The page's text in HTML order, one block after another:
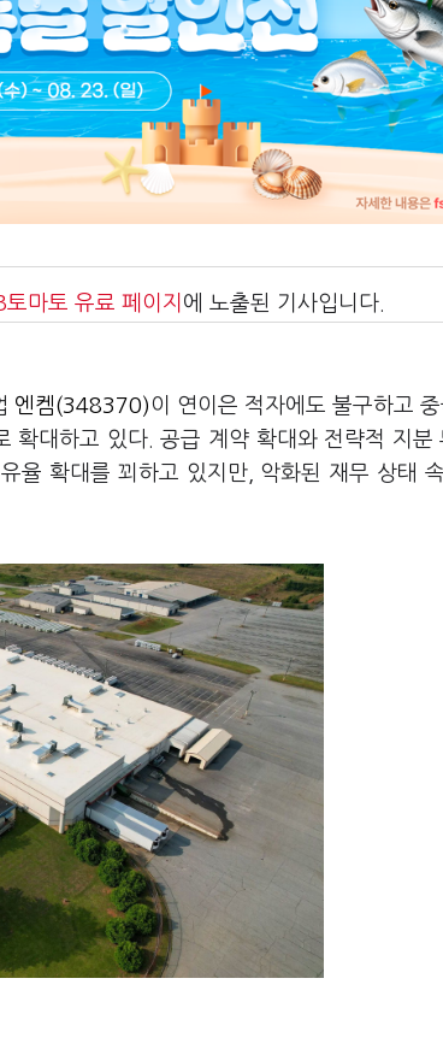
토마토 유료 페이지 에 노출된 기사입니다.
엔켐(348370)이 연이은 적자에도 불구하고 중
대하고 있다. 공급 계약 확대와 전략적 지분
율 확대를 꾀하고 있지만, 악화된 재무 상태